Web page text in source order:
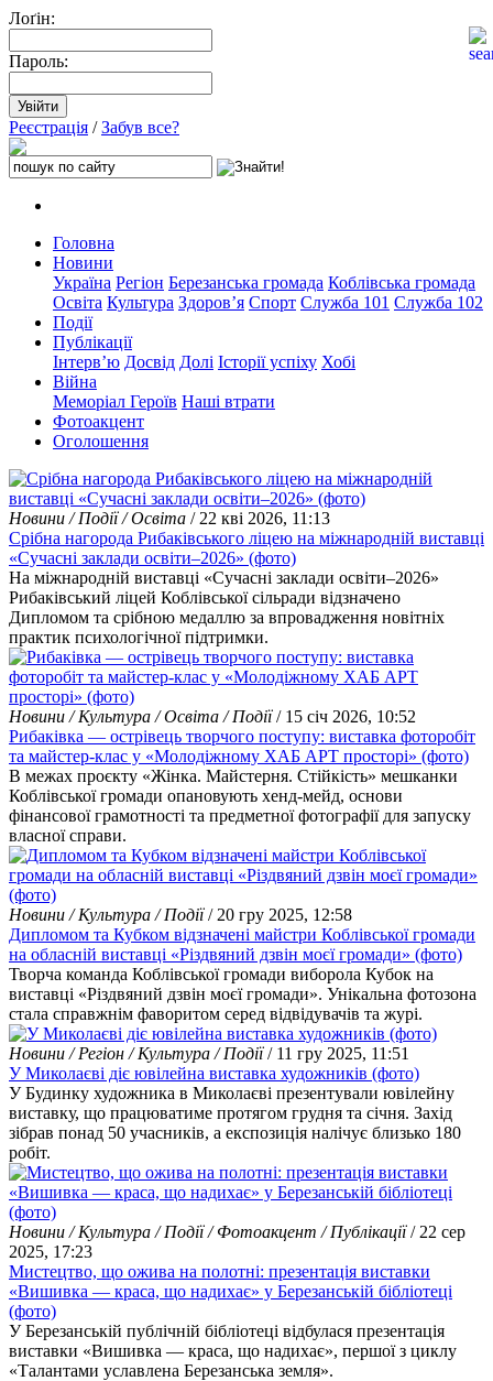
Лоґін:
Пароль:
Реєстрація /Забув все?
Головна
Новини
Україна Регіон Березанська громада Коблівська громада
Освіта Культура Здоров’я Спорт Служба 101 Служба 102
Події
Публікації
Інтерв’ю Досвід Долі Історії успіху Хобі
Війна
Меморіал Героїв Наші втрати
Фотоакцент
Оголошення
Новини / Події / Освіта / 22 кві 2026, 11:13
Срібна нагорода Рибаківського ліцею на міжнародній виставці
«Сучасні заклади освіти–2026» (фото)
На міжнародній виставці «Сучасні заклади освіти–2026»
Рибаківський ліцей Коблівської сільради відзначено
Дипломом та срібною медаллю за впровадження новітніх
практик психологічної підтримки.
Новини / Культура / Освіта / Події/ 15 січ 2026, 10:52
Рибаківка — острівець творчого поступу: виставка фоторобіт
та майстер-клас у «Молодіжному ХАБ АРТ просторі» (фото)
В межах проєкту «Жінка. Майстерня. Стійкість» мешканки
Коблівської громади опановують хенд-мейд, основи
фінансової грамотності та предметної фотографії для запуску
власної справи.
Новини / Культура / Події/ 20 гру 2025, 12:58
Дипломом та Кубком відзначені майстри Коблівської громади
на обласній виставці «Різдвяний дзвін моєї громади» (фото)
Творча команда Коблівської громади виборола Кубок на
виставці «Різдвяний дзвін моєї громади». Унікальна фотозона
стала справжнім фаворитом серед відвідувачів та журі.
Новини / Регіон / Культура / Події/ 11 гру 2025, 11:51
У Миколаєві діє ювілейна виставка художників (фото)
У Будинку художника в Миколаєві презентували ювілейну
виставку, що працюватиме протягом грудня та січня. Захід
зібрав понад 50 учасників, а експозиція налічує близько 180
робіт.
Новини / Культура / Події / Фотоакцент / Публікації/ 22 сер
2025, 17:23
Мистецтво, що ожива на полотні: презентація виставки
«Вишивка — краса, що надихає» у Березанській бібліотеці
(фото)
У Березанській публічній бібліотеці відбулася презентація
виставки «Вишивка — краса, що надихає», першої з циклу
«Талантами уславлена Березанська земля».